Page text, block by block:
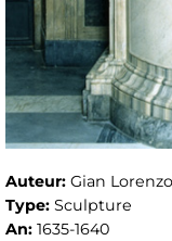
Auteur: Gian
Type: Sculpture
An: 1635-1640